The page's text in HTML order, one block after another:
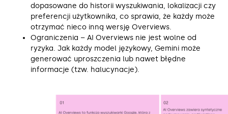
dopasowane do historii wyszukiwania, lokalizacji czy
preferencji użytkownika, co sprawia, że każdy może
otrzymać nieco inną wersję Overviews.
Ograniczenia – AI Overviews nie jest wolne od
ryzyka. Jak każdy model językowy, Gemini może
generować uproszczenia lub nawet błędne
informacje (tzw. halucynacje).